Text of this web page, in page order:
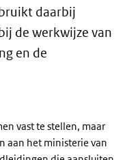
daarbij
de werkwijze van
en de
vast te stellen, maar
aan het ministerie van